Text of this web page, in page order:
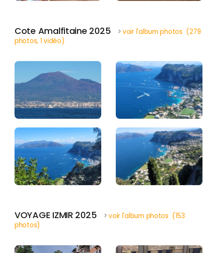
Cote Amalfitaine 2025 > voir l'album photos (279
photos, 1 vidéo)
VOYAGE IZMIR 2025 >voir l'album photos (153
photos)